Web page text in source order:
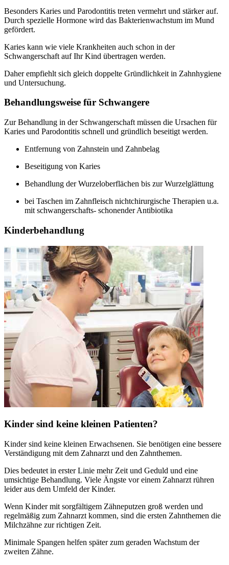
Besonders Karies und Parodontitis treten vermehrt und stärker auf.
Durch spezielle Hormone wird das Bakterienwachstum im Mund
gefördert.
Karies kann wie viele Krankheiten auch schon in der
Schwangerschaft auf Ihr Kind übertragen werden.
Daher empfiehlt sich gleich doppelte Gründlichkeit in Zahnhygiene
und Untersuchung.
Behandlungsweise für Schwangere
Zur Behandlung in der Schwangerschaft müssen die Ursachen für
Karies und Parodontitis schnell und gründlich beseitigt werden.
Entfernung von Zahnstein und Zahnbelag
Beseitigung von Karies
Behandlung der Wurzeloberflächen bis zur Wurzelglättung
bei Taschen im Zahnfleisch nichtchirurgische Therapien u.a.
mit schwangerschafts- schonender Antibiotika
Kinderbehandlung
Kinder sind keine kleinen Patienten?
Kinder sind keine kleinen Erwachsenen. Sie benötigen eine bessere
Verständigung mit dem Zahnarzt und den Zahnthemen.
Dies bedeutet in erster Linie mehr Zeit und Geduld und eine
umsichtige Behandlung. Viele Ängste vor einem Zahnarzt rühren
leider aus dem Umfeld der Kinder.
Wenn Kinder mit sorgfältigem Zähneputzen groß werden und
regelmäßig zum Zahnarzt kommen, sind die ersten Zahnthemen die
Milchzähne zur richtigen Zeit.
Minimale Spangen helfen später zum geraden Wachstum der
zweiten Zähne.